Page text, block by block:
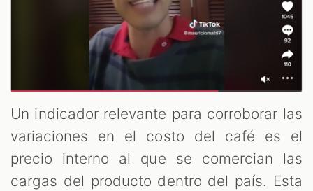
Un indicador relevante para corroborar las
variaciones en el costo del café es el
precio interno al que se comercian las
cargas del producto dentro del país. Esta